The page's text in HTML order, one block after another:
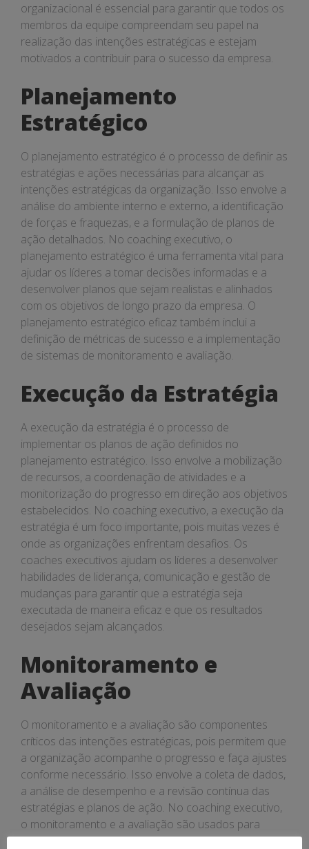
organizacional é essencial para garantir que todos os
membros da equipe compreendam seu papel na
realização das intenções estratégicas e estejam
motivados a contribuir para o sucesso da empresa.
Planejamento
Estratégico
O planejamento estratégico é o processo de definir as
estratégias e ações necessárias para alcançar as
intenções estratégicas da organização. Isso envolve a
análise do ambiente interno e externo, a identificação
de forças e fraquezas, e a formulação de planos de
ação detalhados. No coaching executivo, o
planejamento estratégico é uma ferramenta vital para
ajudar os líderes a tomar decisões informadas e a
desenvolver planos que sejam realistas e alinhados
com os objetivos de longo prazo da empresa. O
planejamento estratégico eficaz também inclui a
definição de métricas de sucesso e a implementação
de sistemas de monitoramento e avaliação.
Execução da Estratégia
A execução da estratégia é o processo de
implementar os planos de ação definidos no
planejamento estratégico. Isso envolve a mobilização
de recursos, a coordenação de atividades e a
monitorização do progresso em direção aos objetivos
estabelecidos. No coaching executivo, a execução da
estratégia é um foco importante, pois muitas vezes é
onde as organizações enfrentam desafios. Os
coaches executivos ajudam os líderes a desenvolver
habilidades de liderança, comunicação e gestão de
mudanças para garantir que a estratégia seja
executada de maneira eficaz e que os resultados
desejados sejam alcançados.
Monitoramento e
Avaliação
O monitoramento e a avaliação são componentes
críticos das intenções estratégicas, pois permitem que
a organização acompanhe o progresso e faça ajustes
conforme necessário. Isso envolve a coleta de dados,
a análise de desempenho e a revisão contínua das
estratégias e planos de ação. No coaching executivo,
o monitoramento e a avaliação são usados para
fornecer feedback contínuo aos líderes, ajudar a